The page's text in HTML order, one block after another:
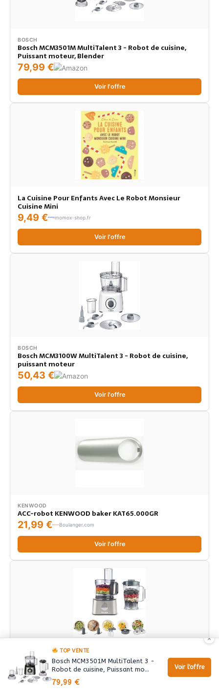
BOSCH
Bosch MCM3501M MultiTalent 3 - Robot de cuisine,
Puissant moteur, Blender
79,99 €
Voir l'offre
La Cuisine Pour Enfants Avec Le Robot Monsieur
Cuisine Mini
9,49 € momox-shop.fr
Voir l'offre
BOSCH
Bosch MCM3100W MultiTalent 3 - Robot de cuisine,
puissant moteur
50,43 €
Voir l'offre
KENWOOD
ACC-robot KENWOOD baker KAT65.000GR
21,99 € Boulanger.com
Voir l'offre
KENWOOD
Robot multifonction KENWOOD MultiPro Compact
FDM301SS - Inox
84,06 €
×
TOP VENTE
Bosch MCM3501M MultiTalent 3 -
Robot de cuisine, Puissant mo…
79,99 €
Voir l'offre